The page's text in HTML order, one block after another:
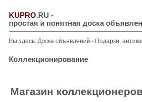
KUPRO.RU -
простая и понятная доска
Вы здесь: Доска объявлений - Подарки,
Коллекционирование
Магазин